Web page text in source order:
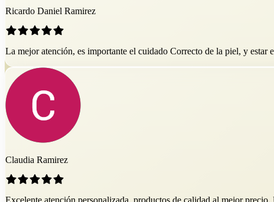
Ricardo Daniel Ramirez
La mejor atención, es importante el cuidado Correcto de la piel, y estar
Claudia Ramirez
Excelente atención personalizada, productos de calidad al mejor